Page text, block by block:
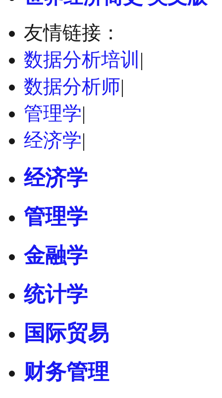
友情链接：
数据分析培训 |
数据分析师|
管理学|
经济学|
经济学
管理学
金融学
统计学
国际贸易
财务管理